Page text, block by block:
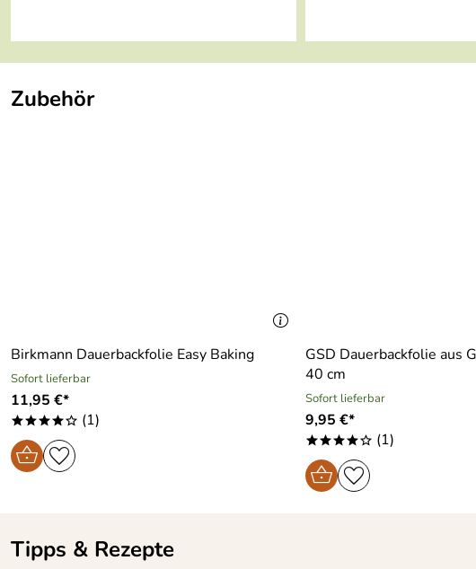
Zubehör
Birkmann Dauerbackfolie Easy Baking
Sofort lieferbar
11,95 €*
****o (1)
GSD Dauerbackfolie aus
40 cm
Sofort lieferbar
9,95 €*
****o (1)
Tipps & Rezepte